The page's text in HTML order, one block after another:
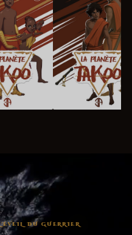
DU GUERRIER